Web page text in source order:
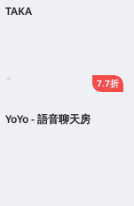
TAKA
7.7折
YoYo - 語音聊天房